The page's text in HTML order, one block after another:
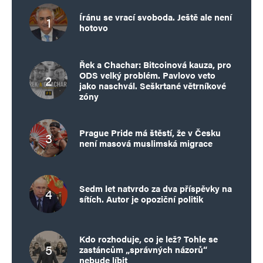
Íránu se vrací svoboda. Ještě ale není
hotovo
Řek a Chachar: Bitcoinová kauza, pro
ODS velký problém. Pavlovo veto
jako naschvál. Seškrtané větrníkové
zóny
Prague Pride má štěstí, že v Česku
není masová muslimská migrace
Sedm let natvrdo za dva příspěvky na
sítích. Autor je opoziční politik
Kdo rozhoduje, co je lež? Tohle se
zastáncům „správných názorů“
nebude líbit